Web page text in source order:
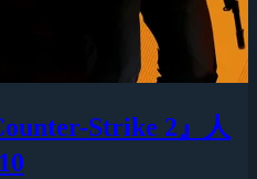
Strike 2』人